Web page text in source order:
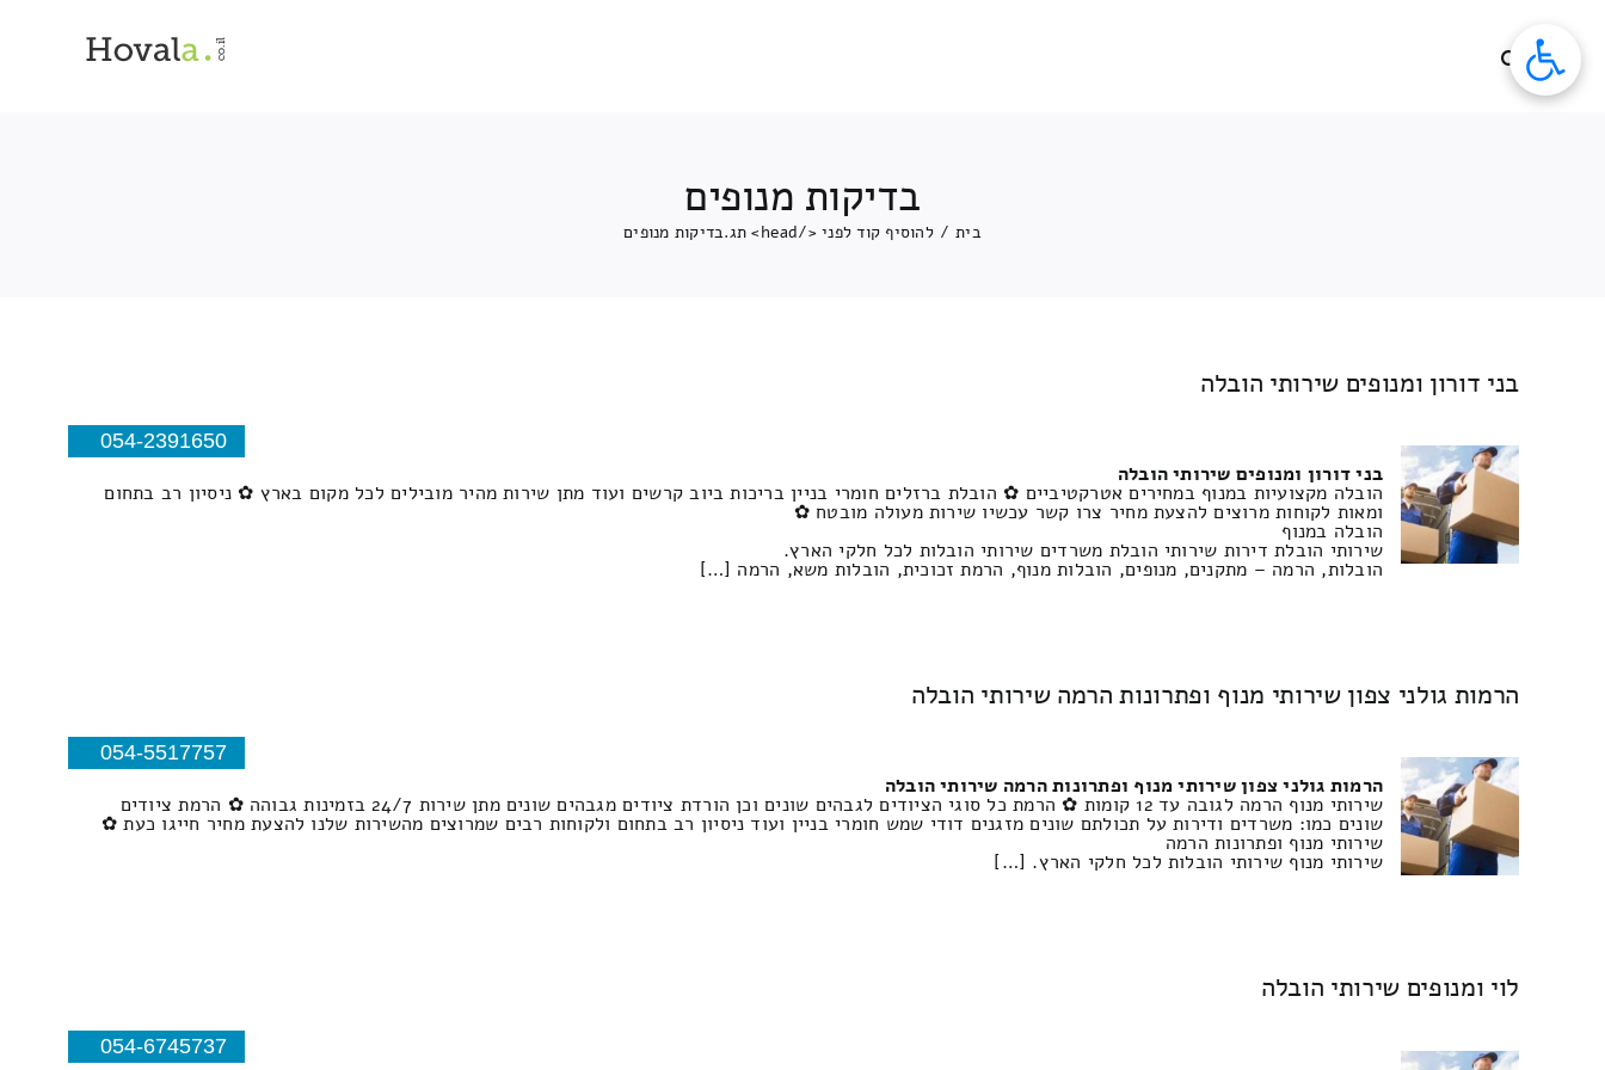
בדיקות מנופים
בית / להוסיף קוד לפני </head> תג. בדיקות מנופים
בני דורון ומנופים שירותי הובלה
054-2391650
בני דורון ומנופים שירותי הובלה
הובלה מקצועיות במנוף במחירים אטרקטיביים ✿ הובלת ברזלים חומרי בניין בריכות ביוב קרשים ועוד מתן שירות מהיר מובילים לכל מקום בארץ ✿ ניסיון רב בתחום
ומאות לקוחות מרוצים להצעת מחיר צרו קשר עכשיו שירות מעולה מובטח ✿
הובלה במנוף
שירותי הובלת דירות שירותי הובלת משרדים שירותי הובלות לכל חלקי הארץ.
הובלות, הרמה – מתקנים, מנופים, הובלות מנוף, הרמת זכוכית, הובלות משא, הרמה […]
הרמות גולני צפון שירותי מנוף ופתרונות הרמה שירותי הובלה
054-5517757
הרמות גולני צפון שירותי מנוף ופתרונות הרמה שירותי הובלה
שירותי מנוף הרמה לגובה עד 12 קומות ✿ הרמת כל סוגי הציודים לגבהים שונים וכן הורדת ציודים מגבהים שונים מתן שירות 24/7 בזמינות גבוהה ✿ הרמת ציודים
שונים כמו: משרדים ודירות על תכולתם שונים מזגנים דודי שמש חומרי בניין ועוד ניסיון רב בתחום ולקוחות רבים שמרוצים מהשירות שלנו להצעת מחיר חייגו כעת ✿
שירותי מנוף ופתרונות הרמה
שירותי מנוף שירותי הובלות לכל חלקי הארץ. […]
לוי ומנופים שירותי הובלה
054-6745737